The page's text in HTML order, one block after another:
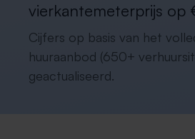
vierkantemeterprijs op
Cijfers op basis van het
huuraanbod (650+
geactualiseerd.